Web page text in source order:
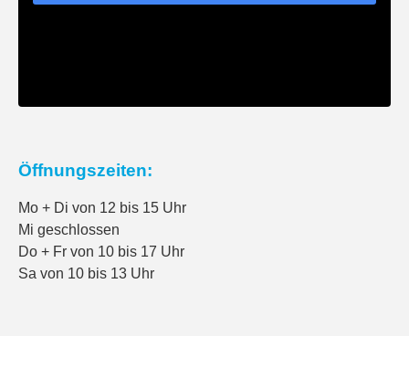
Öffnungszeiten:
Mo + Di von 12 bis 15 Uhr
Mi geschlossen
Do + Fr von 10 bis 17 Uhr
Sa von 10 bis 13 Uhr